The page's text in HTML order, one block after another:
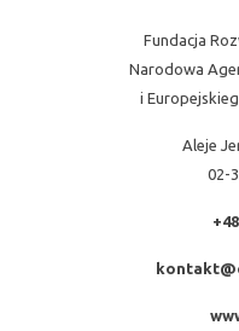
Fundacja
Narodowa
i
Aleje
02-